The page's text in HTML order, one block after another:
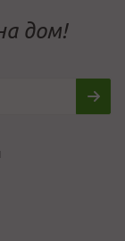
дом!